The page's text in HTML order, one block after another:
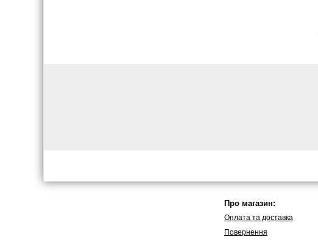
Про магазин:
Оплата та доставка
Повернення